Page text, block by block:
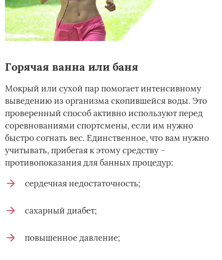
Горячая ванна или баня
Мокрый или сухой пар помогает интенсивному
выведению из организма скопившейся воды. Это
проверенный способ активно используют перед
соревнованиями спортсмены, если им нужно
быстро согнать вес. Единственное, что вам нужно
учитывать, прибегая к этому средству –
противопоказания для банных процедур:
сердечная недостаточность;
сахарный диабет;
повышенное давление;